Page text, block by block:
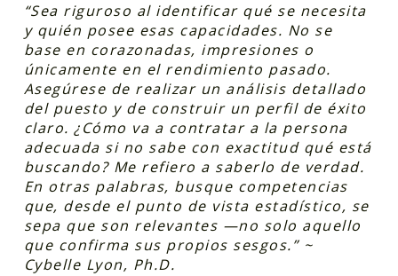
“Sea riguroso al identificar qué se necesita
y quién posee esas capacidades. No se
base en corazonadas, impresiones o
únicamente en el rendimiento pasado.
Asegúrese de realizar un análisis detallado
del puesto y de construir un perfil de éxito
claro. ¿Cómo va a contratar a la persona
adecuada si no sabe con exactitud qué está
buscando? Me refiero a saberlo de verdad.
En otras palabras, busque competencias
que, desde el punto de vista estadístico, se
sepa que son relevantes —no solo aquello
que confirma sus propios sesgos.” ~
Cybelle Lyon, Ph.D.